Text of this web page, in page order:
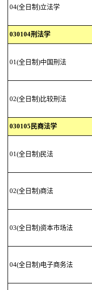
04(全日制)立法学
030104刑法学
01(全日制)中国刑法
02(全日制)比较刑法
030105民商法学
01(全日制)民法
02(全日制)商法
03(全日制)资本市场法
04(全日制)电子商务法